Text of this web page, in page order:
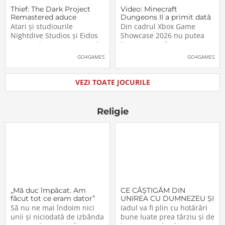
Thief: The Dark Project
Remastered aduce
părintele genului stealth
pe platformele moderne
Atari și studiourile
Nightdive Studios și Eidos
Montreal au anunțat jocul
Thief: The Dark Project
PlayStation 5, PlayStation 4,
Xbox Series X|S, Nintendo
Switch 2, Nintendo Switch
GO4GAMES
Video: Minecraft
Dungeons II a primit dată
de lansare. Când îl vom
putea juca
Din cadrul Xbox Game
Showcase 2026 nu putea
lipsi Minecraft Dungeons II,
care, pe lângă un nou
oficială de lansare. Astfel,
pasionații se vor putea
aventura în Minecraft
Video: Minecraft
GO4GAMES
VEZI TOATE JOCURILE
Religie
„Mă duc împăcat. Am
făcut tot ce eram dator”
Să nu ne mai îndoim nici
unii şi niciodată de izbânda
CE CÂŞTIGĂM DIN
UNIREA CU DUMNEZEU ŞI
CU FRAŢII (VI)
Iadul va fi plin cu hotărâri
bune luate prea târziu şi de